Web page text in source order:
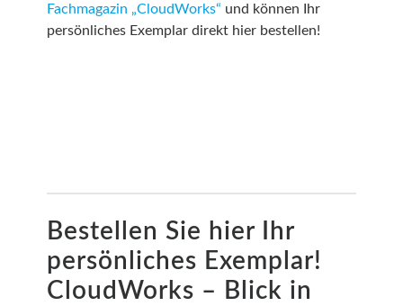
Fachmagazin „CloudWorks“ und können Ihr
persönliches Exemplar direkt hier bestellen!
Bestellen Sie hier Ihr
persönliches Exemplar!
CloudWorks – Blick in